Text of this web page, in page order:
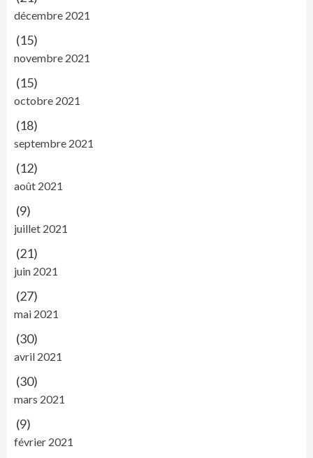
décembre 2021
(15)
novembre 2021
(15)
octobre 2021
(18)
septembre 2021
(12)
août 2021
(9)
juillet 2021
(21)
juin 2021
(27)
mai 2021
(30)
avril 2021
(30)
mars 2021
(9)
février 2021